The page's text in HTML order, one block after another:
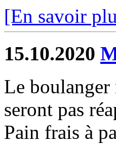
[En savoir
15.10.2020
Le
seront pas
Pain frais à